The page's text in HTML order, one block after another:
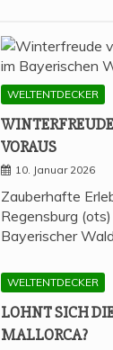
WELTENTDECKER
VORAUS
10. Januar 2026
Zauberhafte
Regensburg
Bayerischer
WELTENTDECKER
LOHNT SICH
MALLORCA?